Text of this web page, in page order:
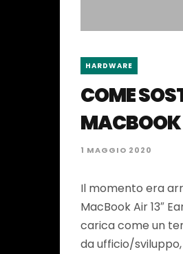
HARDWARE
COME
MACBOOK
1 MAGGIO 2020
Il momento era
MacBook Air 13″
carica come un
da ufficio/